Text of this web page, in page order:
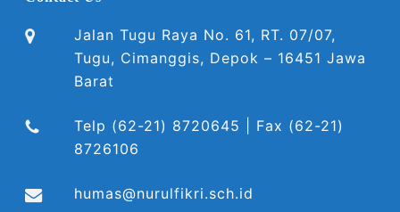
Jalan Tugu Raya No. 61, RT. 07/07,
Tugu, Cimanggis, Depok – 16451 Jawa
Barat
Telp (62-21) 8720645 | Fax (62-21)
8726106
humas@nurulfikri.sch.id